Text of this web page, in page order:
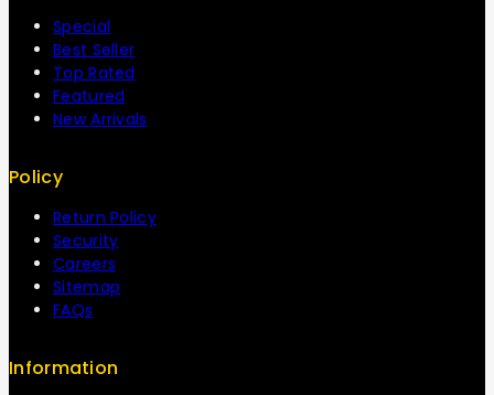
Special
Best Seller
Top Rated
Featured
New Arrivals
Policy
Return Policy
Security
Careers
Sitemap
FAQs
Information